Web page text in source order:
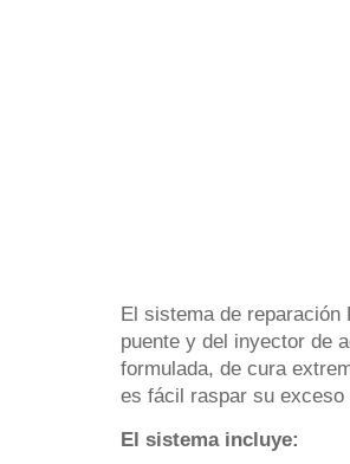
El sistema de reparación
puente y del inyector de
formulada, de cura
es fácil raspar su exceso
El sistema incluye: